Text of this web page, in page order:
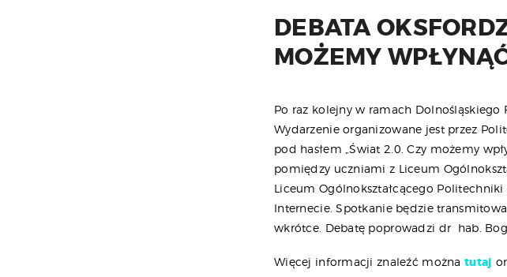
WYDARZEŃ
DEBATA
MOŻEMY
Po raz kolejny w ramach Dolnośląskiego
Wydarzenie organizowane jest przez
pod hasłem „Świat 2.0. Czy możemy
pomiędzy uczniami z Liceum
Liceum Ogólnokształcącego
Internecie. Spotkanie będzie
wkrótce. Debatę poprowadzi dr hab.
Więcej informacji znaleźć można tutaj